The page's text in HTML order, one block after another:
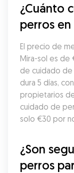
¿Cuánto
perros en
El precio de
Mira-sol es de
de cuidado de
dura 5 días,
propietarios
cuidado de
solo €30 por
¿Son
perros